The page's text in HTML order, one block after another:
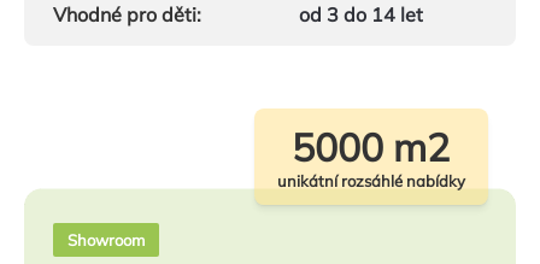
Vhodné pro děti: od 3 do 14 let
Showroom
5000 m2
unikátní rozsáhlé nabídky